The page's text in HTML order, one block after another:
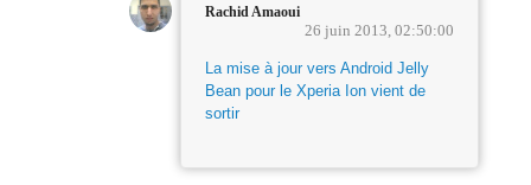
Rachid Amaoui
26 juin 2013, 02:50:00
La mise à jour vers Android Jelly
Bean pour le Xperia Ion vient de
sortir